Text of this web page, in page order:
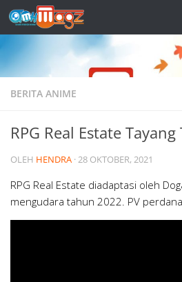
Skip to content
BERITA ANIME
RPG Real Estate
OLEH HENDRA ·28 OKTOBER, 2021
RPG Real Estate diadaptasi oleh
mengudara tahun 2022. PV